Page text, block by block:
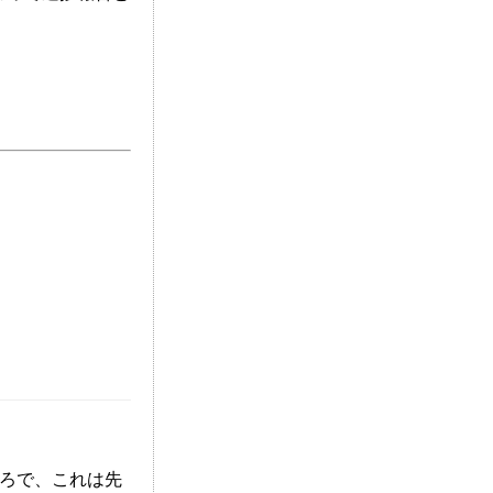
で、これは先